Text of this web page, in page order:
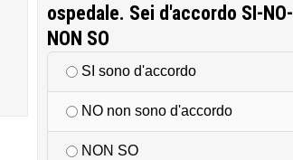
ospedale. Sei d'accordo SI-NO-
NON SO
SI sono d'accordo
NO non sono d'accordo
NON SO